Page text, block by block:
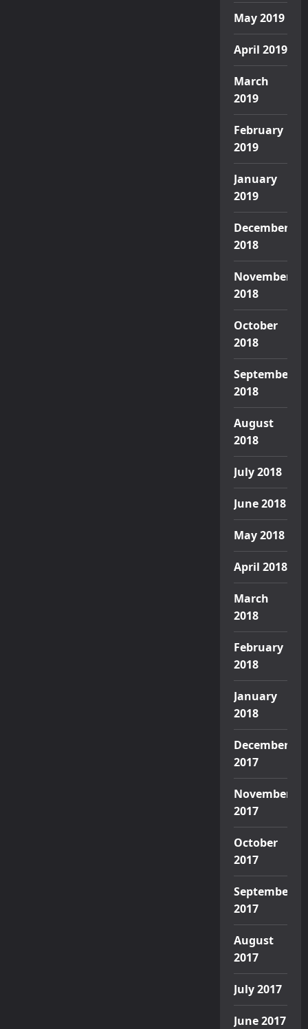
May 2019
April 2019
March
2019
February
2019
January
2019
December
2018
November
2018
October
2018
September
2018
August
2018
July 2018
June 2018
May 2018
April 2018
March
2018
February
2018
January
2018
December
2017
November
2017
October
2017
September
2017
August
2017
July 2017
June 2017